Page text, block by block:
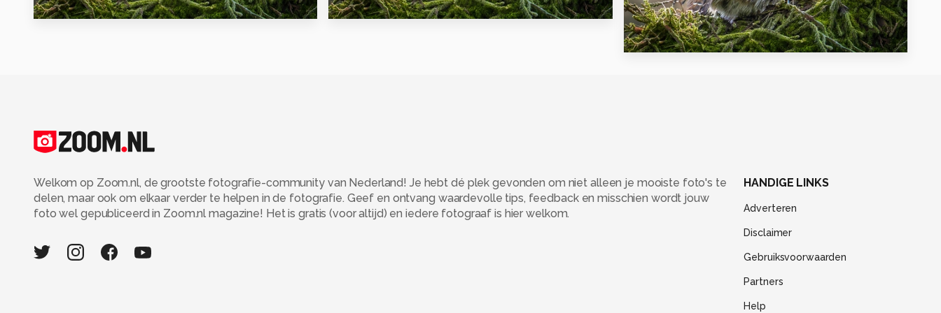
14
Welkom op Zoom.nl, de grootste fotografie-community van Nederland! Je hebt dé plek gevonden om niet alleen je mooiste foto's te
delen, maar ook om elkaar verder te helpen in de fotografie. Geef en ontvang waardevolle tips, feedback en misschien wordt jouw
foto wel gepubliceerd in Zoom.nl magazine! Het is gratis (voor altijd) en iedere fotograaf is hier welkom.
HANDIGE LINKS
Adverteren
Disclaimer
Gebruiksvoorwaarden
Partners
Help